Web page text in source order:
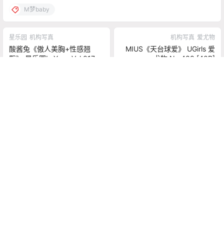
M梦baby
星乐园 机构写真
酸酱兔《傲人美胸+性感翘
臀》 星乐园LeYuan Vol.017
机构写真 爱尤物
MIUS《天台球爱》 UGirls 爱
尤物 No.488 [40P]